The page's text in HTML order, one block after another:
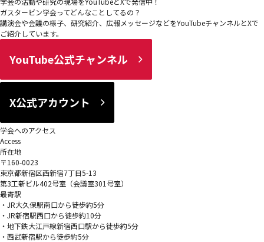
ガスタービン学会ってどんなことしてるの？
講演会や会議の様子、研究紹介、広報メッセージなどをYouTubeチャンネルとXで
ご紹介しています。
YouTube公式チャンネル
X公式アカウント
学会へのアクセス
Access
所在地
〒160-0023
東京都新宿区西新宿7丁目5-13
第3工新ビル402号室（会議室301号室）
最寄駅
・JR大久保駅南口から徒歩約5分
・JR新宿駅西口から徒歩約10分
・地下鉄大江戸線新宿西口駅から徒歩約5分
・西武新宿駅から徒歩約5分